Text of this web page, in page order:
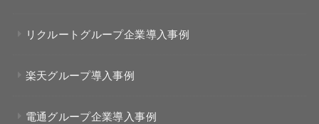
リクルートグループ企業導入事例
楽天グループ導入事例
電通グループ企業導入事例